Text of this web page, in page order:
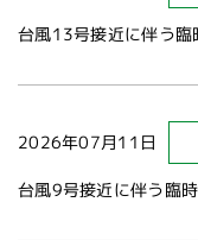
台風13号接近に伴う臨
2026年07月11日
台風9号接近に伴う臨